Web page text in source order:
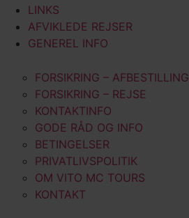
LINKS
AFVIKLEDE REJSER
GENEREL INFO
FORSIKRING – AFBESTILLING
FORSIKRING – REJSE
KONTAKTINFO
GODE RÅD OG INFO
BETINGELSER
PRIVATLIVSPOLITIK
OM VITO MC TOURS
KONTAKT